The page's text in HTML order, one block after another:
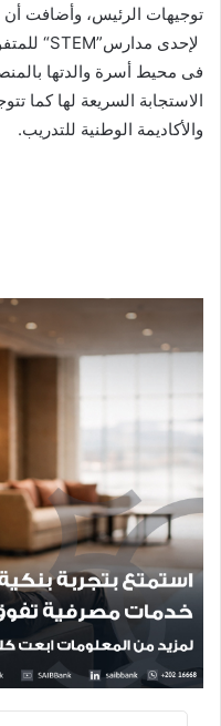
توجيهات الرئيس، وأضافت أن
لإحدى مدارس“STEM”
فى محيط أسرة والدتها
الاستجابة السريعة لها كما
والأكاديمة الوطنية للتدريب.